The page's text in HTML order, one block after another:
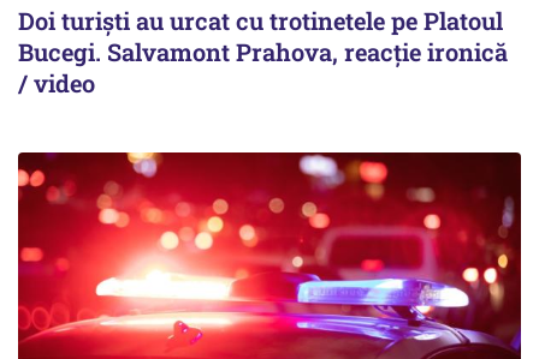
Doi turiști au urcat cu trotinetele pe Platoul
Bucegi. Salvamont Prahova, reacție ironică
/ video